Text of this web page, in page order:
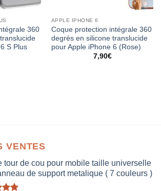
360
S Plus
APPLE IPHONE 6
Coque protection intégrale 360
degrés en silicone translucide
pour Apple iPhone 6 (Rose)
7,90€
VENTES
tour de cou pour mobile taille universelle
de support metalique ( 7 couleurs )